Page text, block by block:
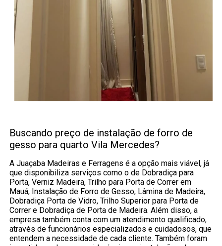
Buscando preço de instalação de forro de
gesso para quarto Vila Mercedes?
A Juaçaba Madeiras e Ferragens é a opção mais viável, já
que disponibiliza serviços como o de Dobradiça para
Porta, Verniz Madeira, Trilho para Porta de Correr em
Mauá, Instalação de Forro de Gesso, Lâmina de Madeira,
Dobradiça Porta de Vidro, Trilho Superior para Porta de
Correr e Dobradiça de Porta de Madeira. Além disso, a
empresa também conta com um atendimento qualificado,
através de funcionários especializados e cuidadosos, que
entendem a necessidade de cada cliente. Também foram